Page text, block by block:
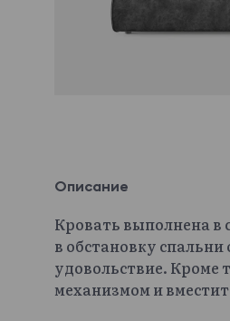
Описание
Кровать выполнена в
в обстановку
удовольствие.
механизмом и